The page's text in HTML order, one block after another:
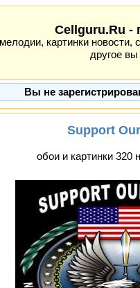
Cellguru.Ru -
картинки новости,
другое
Вы не
Support
обои и картинки 320